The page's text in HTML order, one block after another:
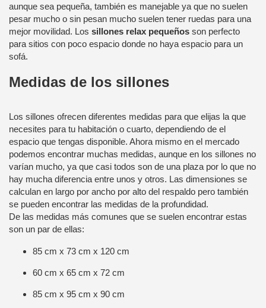
aunque sea pequeña, también es manejable ya que no suelen
pesar mucho o sin pesan mucho suelen tener ruedas para una
mejor movilidad. Los sillones relax pequeños son perfecto
para sitios con poco espacio donde no haya espacio para un
sofá.
Medidas de los sillones
Los sillones ofrecen diferentes medidas para que elijas la que
necesites para tu habitación o cuarto, dependiendo de el
espacio que tengas disponible. Ahora mismo en el mercado
podemos encontrar muchas medidas, aunque en los sillones no
varían mucho, ya que casi todos son de una plaza por lo que no
hay mucha diferencia entre unos y otros. Las dimensiones se
calculan en largo por ancho por alto del respaldo pero también
se pueden encontrar las medidas de la profundidad.
De las medidas más comunes que se suelen encontrar estas
son un par de ellas:
85 cm x 73 cm x 120 cm
60 cm x 65 cm x 72 cm
85 cm x 95 cm x 90 cm